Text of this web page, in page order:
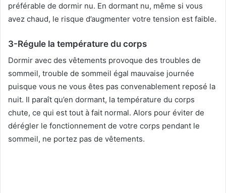
préférable de dormir nu. En dormant nu, même si vous
avez chaud, le risque d’augmenter votre tension est faible.
3-Régule la température du corps
Dormir avec des vêtements provoque des troubles de
sommeil, trouble de sommeil égal mauvaise journée
puisque vous ne vous êtes pas convenablement reposé la
nuit. Il paraît qu’en dormant, la température du corps
chute, ce qui est tout à fait normal. Alors pour éviter de
dérégler le fonctionnement de votre corps pendant le
sommeil, ne portez pas de vêtements.